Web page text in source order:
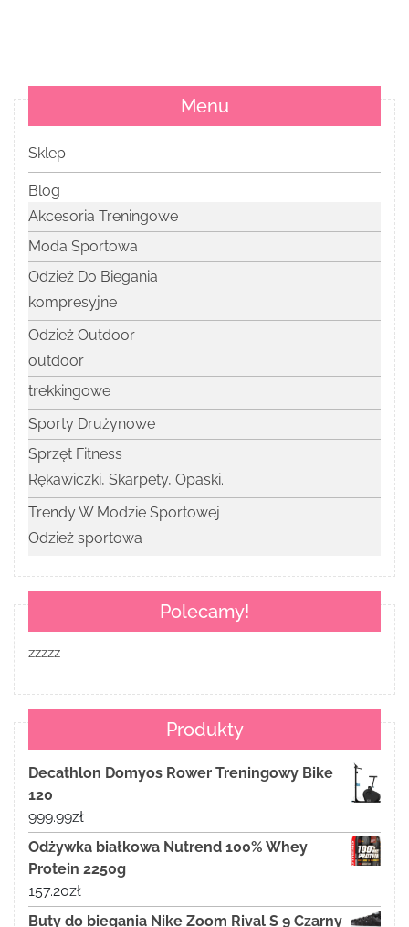
Menu
Sklep
Blog
Akcesoria Treningowe
Moda Sportowa
Odzież Do Biegania
kompresyjne
Odzież Outdoor
outdoor
trekkingowe
Sporty Drużynowe
Sprzęt Fitness
Rękawiczki, Skarpety, Opaski.
Trendy W Modzie Sportowej
Odzież sportowa
Polecamy!
zzzzz
Produkty
Decathlon Domyos Rower Treningowy Bike
120
999.99zł
Odżywka białkowa Nutrend 100% Whey
Protein 2250g
157.20zł
Buty do biegania Nike Zoom Rival S 9 Czarny